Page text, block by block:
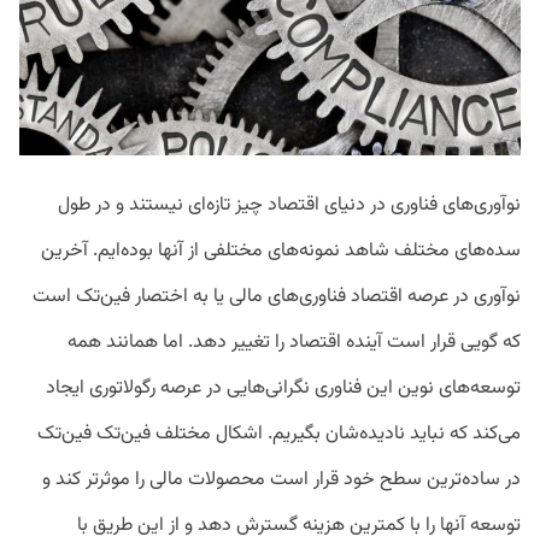
نوآوری‌های فناوری در دنیای اقتصاد چیز تازه‌ای نیستند و در طول
سده‌های مختلف شاهد نمونه‌های مختلفی از آنها بوده‌ایم. آخرین
نوآوری در عرصه اقتصاد فناوری‌های مالی یا به اختصار فین‌تک است
که گویی قرار است آینده اقتصاد را تغییر دهد. اما همانند همه
توسعه‌های نوین این فناوری نگرانی‌هایی در عرصه رگولاتوری ایجاد
می‌کند که نباید نادیده‌شان بگیریم. اشکال مختلف فین‌تک فین‌تک
در ساده‌ترین سطح خود قرار است محصولات مالی را موثرتر کند و
توسعه آنها را با کمترین هزینه گسترش دهد و از این طریق با